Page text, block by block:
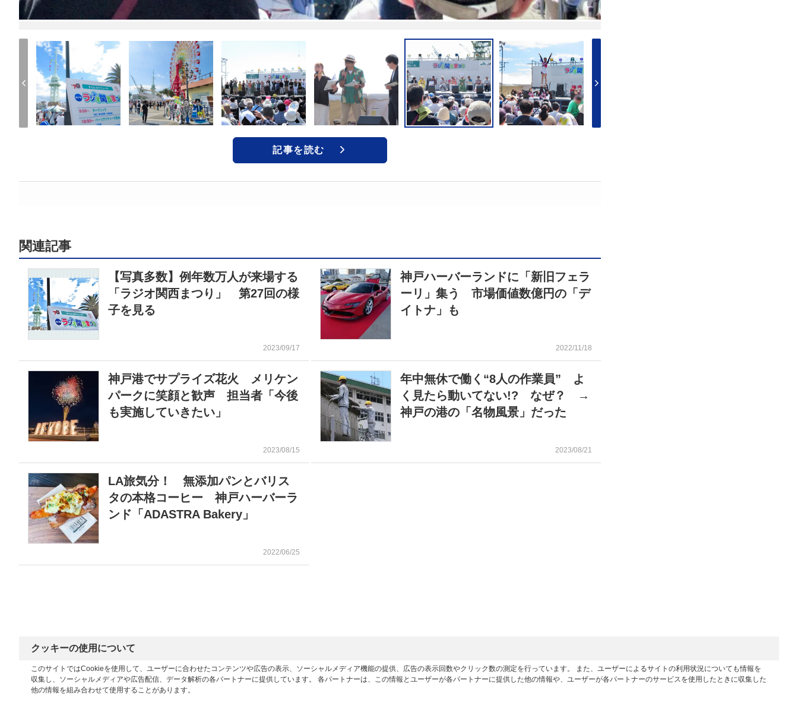
記事を読む
関連記事
【写真多数】例年数万人が来場する
「ラジオ関西まつり」 第27回の様
子を見る
2023/09/17
神戸ハーバーランドに「新旧フェラ
ーリ」集う 市場価値数億円の「デ
イトナ」も
2022/11/18
神戸港でサプライズ花火 メリケン
パークに笑顔と歓声 担当者「今後
も実施していきたい」
2023/08/15
年中無休で働く“8人の作業員” よ
く見たら動いてない!? なぜ？ →
神戸の港の「名物風景」だった
2023/08/21
LA旅気分！ 無添加パンとバリス
タの本格コーヒー 神戸ハーバーラ
ンド「ADASTRA Bakery」
2022/06/25
クッキーの使用について
このサイトではCookieを使用して、ユーザーに合わせたコンテンツや広告の表示、ソーシャルメディア機能の提供、広告の表示回数やクリック数の測定を行っています。 また、ユーザーによるサイトの利用状況についても情報を
収集し、ソーシャルメディアや広告配信、データ解析の各パートナーに提供しています。 各パートナーは、この情報とユーザーが各パートナーに提供した他の情報や、ユーザーが各パートナーのサービスを使用したときに収集した
他の情報を組み合わせて使用することがあります。